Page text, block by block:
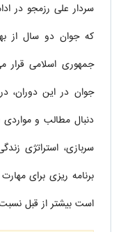
سردار علی رزمجو در
که جوان دو سال از
جمهوری اسلامی
جوان در این دوران،
دنبال مطالب و
سربازی، استراتژی
برنامه­ ریزی برای
است بیشتر از قبل